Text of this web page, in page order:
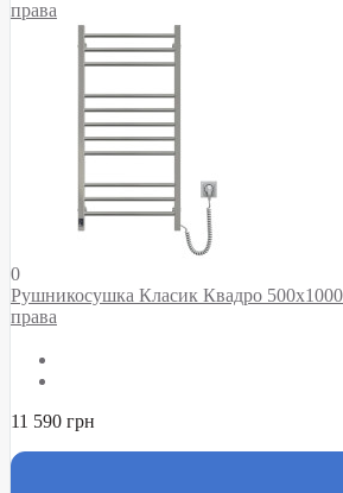
0
Рушникосушка Класик Квадро 500х1000
права
11 590 грн